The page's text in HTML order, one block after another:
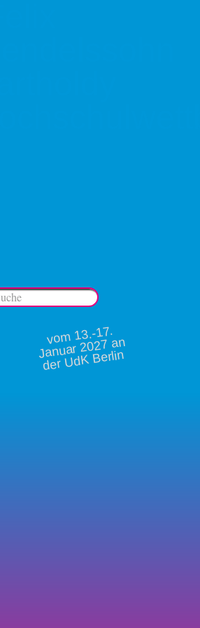
vo
m 13.-17.
Januar 2027 an
der UdK Berlin